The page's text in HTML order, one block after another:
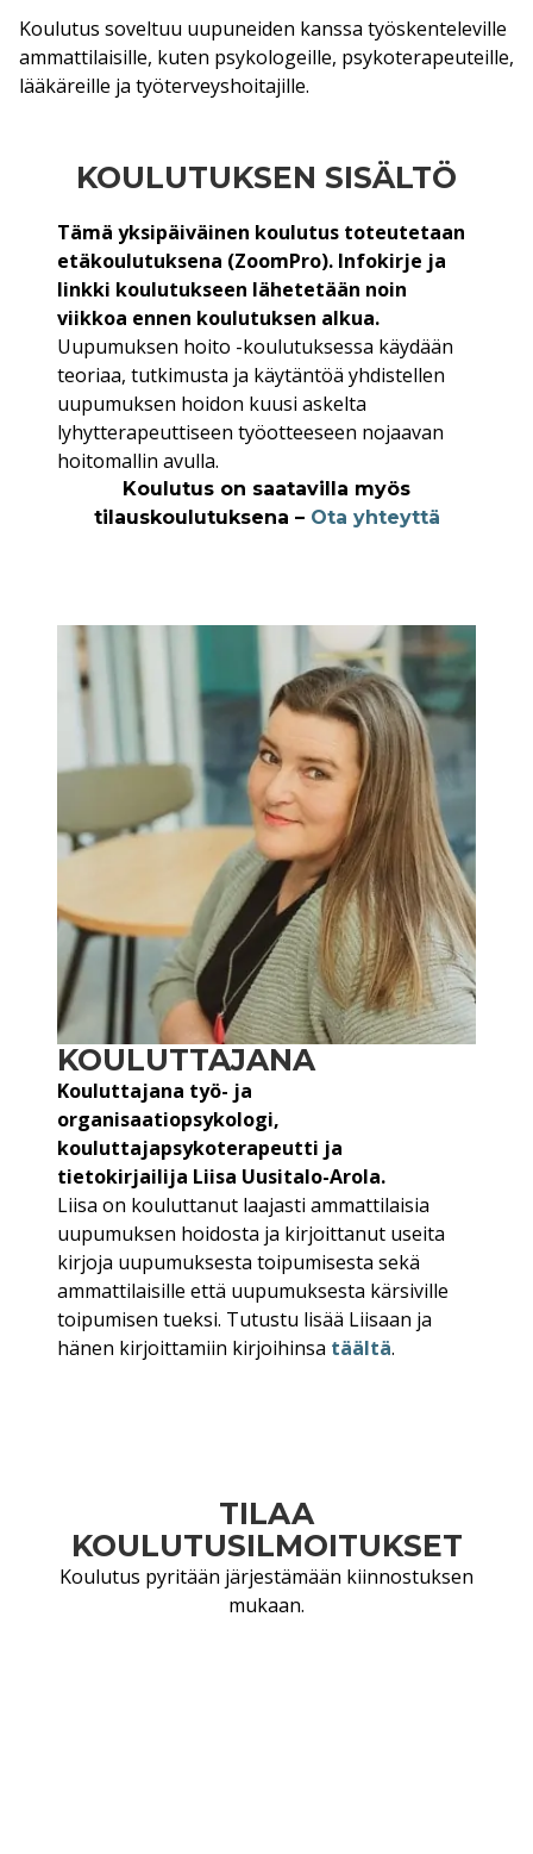
Koulutus soveltuu uupuneiden kanssa työskenteleville
ammattilaisille, kuten psykologeille, psykoterapeuteille,
lääkäreille ja työterveyshoitajille.
KOULUTUKSEN SISÄLTÖ
Tämä yksipäiväinen koulutus toteutetaan
etäkoulutuksena (ZoomPro). Infokirje ja
linkki koulutukseen lähetetään noin
viikkoa ennen koulutuksen alkua.
Uupumuksen hoito -koulutuksessa käydään
teoriaa, tutkimusta ja käytäntöä yhdistellen
uupumuksen hoidon kuusi askelta
lyhytterapeuttiseen työotteeseen nojaavan
hoitomallin avulla.
Koulutus on saatavilla myös
tilauskoulutuksena – Ota yhteyttä
KOULUTTAJANA
Kouluttajana työ- ja
organisaatiopsykologi,
kouluttajapsykoterapeutti ja
tietokirjailija Liisa Uusitalo-Arola.
Liisa on kouluttanut laajasti ammattilaisia
uupumuksen hoidosta ja kirjoittanut useita
kirjoja uupumuksesta toipumisesta sekä
ammattilaisille että uupumuksesta kärsiville
toipumisen tueksi. Tutustu lisää Liisaan ja
hänen kirjoittamiin kirjoihinsa täältä.
TILAA
KOULUTUSILMOITUKSET
Koulutus pyritään järjestämään kiinnostuksen
mukaan.